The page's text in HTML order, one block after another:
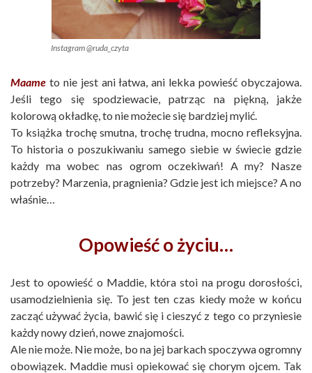
Instagram @ruda_czyta
Maame to nie jest ani łatwa, ani lekka powieść obyczajowa.
Jeśli tego się spodziewacie, patrząc na piękną, jakże
kolorową okładkę, to nie możecie się bardziej mylić.
To książka trochę smutna, trochę trudna, mocno refleksyjna.
To historia o poszukiwaniu samego siebie w świecie gdzie
każdy ma wobec nas ogrom oczekiwań! A my? Nasze
potrzeby? Marzenia, pragnienia? Gdzie jest ich miejsce? A no
właśnie…
Opowieść o życiu…
Jest to opowieść o Maddie, która stoi na progu dorosłości,
usamodzielnienia się. To jest ten czas kiedy może w końcu
zacząć używać życia, bawić się i cieszyć z tego co przyniesie
każdy nowy dzień, nowe znajomości.
Ale nie może. Nie może, bo na jej barkach spoczywa ogromny
obowiązek. Maddie musi opiekować się chorym ojcem. Tak